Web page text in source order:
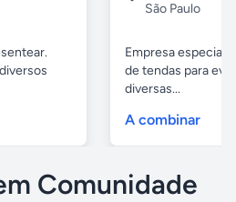
São Paulo
Empresa
de tendas para
diversas...
A combinar
Comunidade